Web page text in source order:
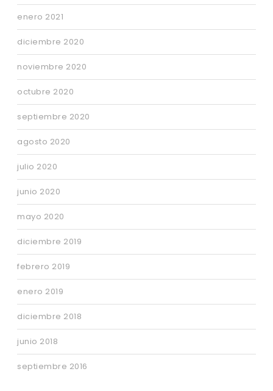
enero 2021
diciembre 2020
noviembre 2020
octubre 2020
septiembre 2020
agosto 2020
julio 2020
junio 2020
mayo 2020
diciembre 2019
febrero 2019
enero 2019
diciembre 2018
junio 2018
septiembre 2016